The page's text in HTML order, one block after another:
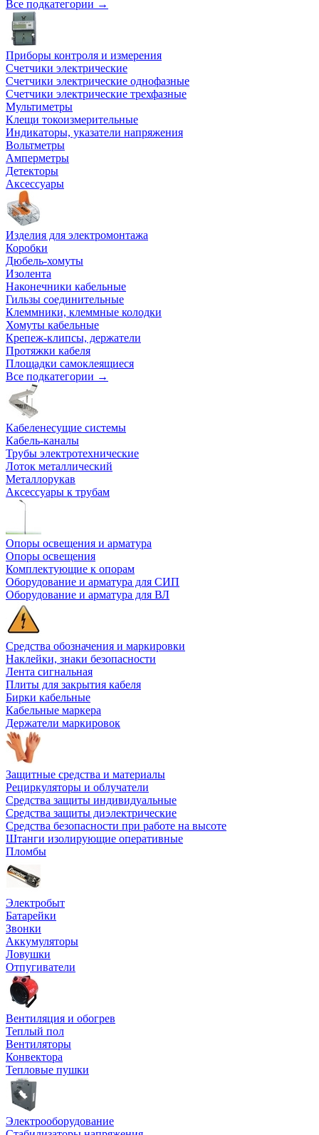
Все подкатегории →
Приборы контроля и измерения
Счетчики электрические
Счетчики электрические однофазные
Счетчики электрические трехфазные
Мультиметры
Клещи токоизмерительные
Индикаторы, указатели напряжения
Вольтметры
Амперметры
Детекторы
Аксессуары
Изделия для электромонтажа
Коробки
Дюбель-хомуты
Изолента
Наконечники кабельные
Гильзы соединительные
Клеммники, клеммные колодки
Хомуты кабельные
Крепеж-клипсы, держатели
Протяжки кабеля
Площадки самоклеящиеся
Все подкатегории →
Кабеленесущие системы
Кабель-каналы
Трубы электротехнические
Лоток металлический
Металлорукав
Аксессуары к трубам
Опоры освещения и арматура
Опоры освещения
Комплектующие к опорам
Оборудование и арматура для СИП
Оборудование и арматура для ВЛ
Средства обозначения и маркировки
Наклейки, знаки безопасности
Лента сигнальная
Плиты для закрытия кабеля
Бирки кабельные
Кабельные маркера
Держатели маркировок
Защитные средства и материалы
Рециркуляторы и облучатели
Средства защиты индивидуальные
Средства защиты диэлектрические
Средства безопасности при работе на высоте
Штанги изолирующие оперативные
Пломбы
Электробыт
Батарейки
Звонки
Аккумуляторы
Ловушки
Отпугиватели
Вентиляция и обогрев
Теплый пол
Вентиляторы
Конвектора
Тепловые пушки
Электрооборудование